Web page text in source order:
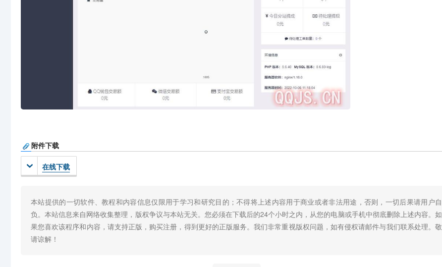
附件下载
在线下载
本站提供的一切软件、教程和内容信息仅限用于学习和研究目的；不得将上述内容用于商业或者非法用途，否则，一切后果请用户自
负。本站信息来自网络收集整理，版权争议与本站无关。您必须在下载后的24个小时之内，从您的电脑或手机中彻底删除上述内容。如
果您喜欢该程序和内容，请支持正版，购买注册，得到更好的正版服务。我们非常重视版权问题，如有侵权请邮件与我们联系处理。敬
请谅解！